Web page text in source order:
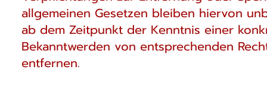
allgemeinen Gesetzen bleiben hiervon
ab dem Zeitpunkt der Kenntnis einer
Bekanntwerden von entsprechenden
entfernen.